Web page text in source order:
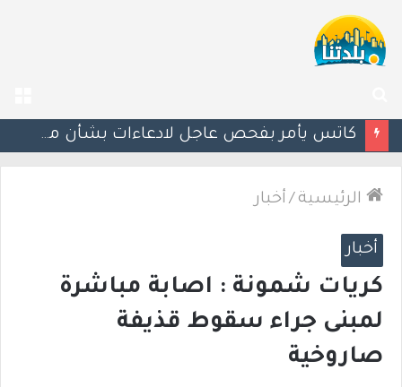
عن
إستعدوا : موجة حر جديدة تضرب البلاد
الرئيسية / أخبار
أخبار
كريات شمونة : اصابة مباشرة
لمبنى جراء سقوط قذيفة
صاروخية